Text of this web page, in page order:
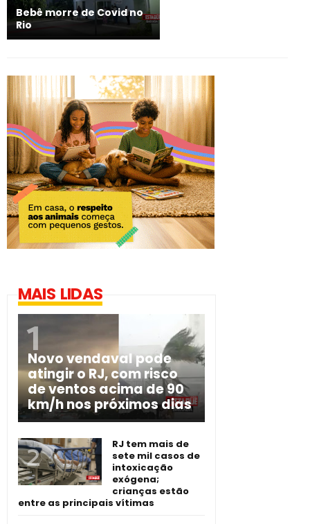
Bebê morre de Covid no
Rio
MAIS LIDAS
Novo vendaval pode
atingir o RJ, com risco
de ventos acima de 90
km/h nos próximos dias
RJ tem mais de
sete mil casos de
intoxicação
exógena;
crianças estão
entre as principais vítimas